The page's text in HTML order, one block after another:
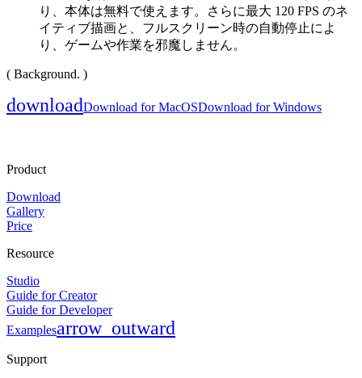
り、本体は無料で使えます。さらに最大 120 FPS のネ
イティブ描画と、フルスクリーン時の自動停止によ
り、ゲームや作業を邪魔しません。
( Background. )
downloadDownload for MacOSDownload for Windows
Product
Download
Gallery
Price
Resource
Studio
Guide for Creator
Guide for Developer
Examplesarrow_outward
Support